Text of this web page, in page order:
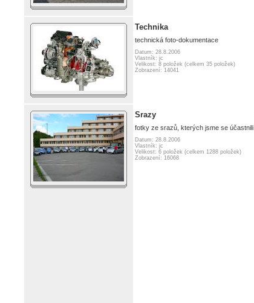
Technika
technická foto-dokumentace
Datum: 28.8.2006
Vlastník: jc
Velikost: 8 položek (celkem 35 položek)
Zobrazení: 14041
Srazy
fotky ze srazů, kterých jsme se účastnili
Datum: 28.8.2006
Vlastník: jc
Velikost: 6 položek (celkem 1288 položek)
Zobrazení: 16068